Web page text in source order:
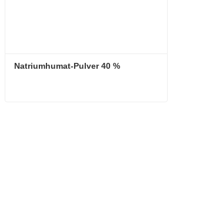
Natriumhumat-Pulver 40 %